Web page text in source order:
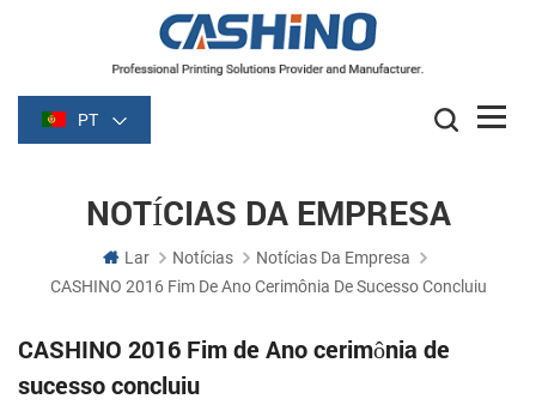
PT
NOTÍCIAS DA EMPRESA
Lar Notícias
Notícias Da Empresa
CASHINO 2016 Fim De Ano Cerimônia De Sucesso Concluiu
CASHINO 2016 Fim de Ano cerimônia de
sucesso concluiu